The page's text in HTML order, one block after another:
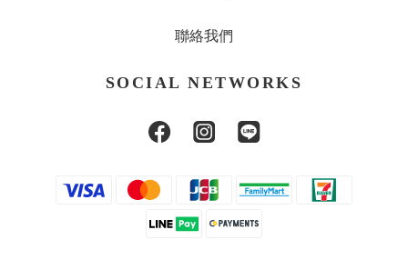
聯絡我們
SOCIAL NETWORKS